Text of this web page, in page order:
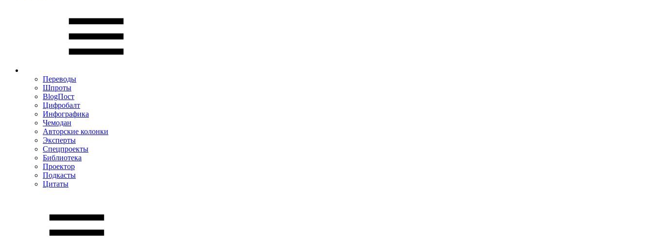
Переводы
Шпроты
BlogПост
Цифробалт
Инфографика
Чемодан
Авторские колонки
Эксперты
Спецпроекты
Библиотека
Проектор
Подкасты
Цитаты